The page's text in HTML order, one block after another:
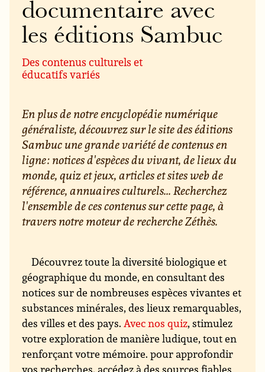
documentaire avec
les éditions Sambuc
Des contenus culturels et
éducatifs variés
En plus de notre encyclopédie numérique
généraliste, découvrez sur le site des éditions
Sambuc une grande variété de contenus en
ligne : notices d'espèces du vivant, de lieux du
monde, quiz et jeux, articles et sites web de
référence, annuaires culturels... Recherchez
l'ensemble de ces contenus sur cette page, à
travers notre moteur de recherche Zéthès.
Découvrez toute la diversité biologique et
géographique du monde, en consultant des
notices sur de nombreuses espèces vivantes et
substances minérales, des lieux remarquables,
des villes et des pays.Avec nos quiz, stimulez
votre exploration de manière ludique, tout en
renforçant votre mémoire. pour approfondir